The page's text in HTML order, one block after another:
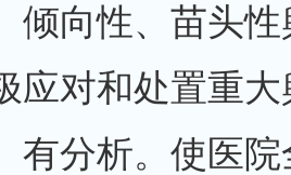
倾向性、苗头
应对和处置重
有分析。使医